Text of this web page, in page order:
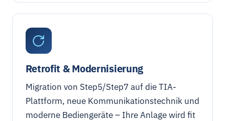
Retrofit & Modernisierung
Migration von Step5/Step7 auf die TIA-
Plattform, neue Kommunikationstechnik und
moderne Bediengeräte – Ihre Anlage wird fit